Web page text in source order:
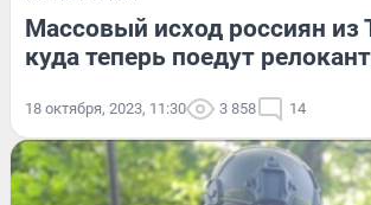
Массовый исход россиян из
куда теперь поедут
18 октября, 2023, 11:30 3 858 14